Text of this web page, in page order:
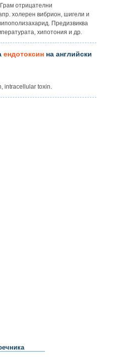
отрицателни
холерен вибрион, шигели и
Предизвиква
хипотония и др.
ендотоксин на английски
intracellular toxin.